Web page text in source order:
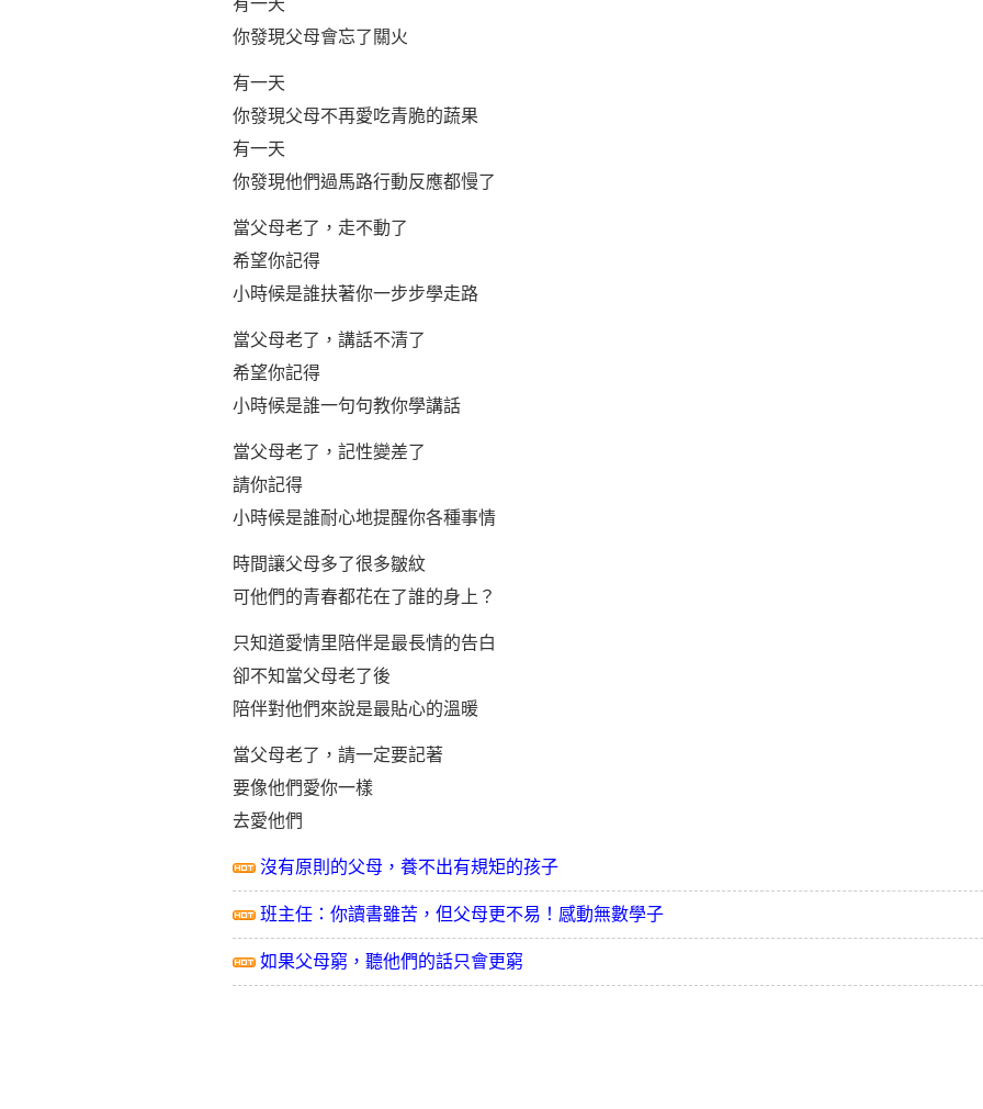
有一天
你發現父母會忘了關火
有一天
你發現父母不再愛吃青脆的蔬果
有一天
你發現他們過馬路行動反應都慢了
當父母老了，走不動了
希望你記得
小時候是誰扶著你一步步學走路
當父母老了，講話不清了
希望你記得
小時候是誰一句句教你學講話
當父母老了，記性變差了
請你記得
小時候是誰耐心地提醒你各種事情
時間讓父母多了很多皺紋
可他們的青春都花在了誰的身上？
只知道愛情里陪伴是最長情的告白
卻不知當父母老了後
陪伴對他們來說是最貼心的溫暖
當父母老了，請一定要記著
要像他們愛你一樣
去愛他們
沒有原則的父母，養不出有規矩的孩子
班主任：你讀書雖苦，但父母更不易！感動無數學子
如果父母窮，聽他們的話只會更窮